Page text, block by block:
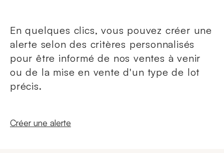
En quelques clics, vous pouvez créer une
alerte selon des critères personnalisés
pour être informé de nos ventes à venir
ou de la mise en vente d'un type de lot
précis.
Nouvelle fenêtre
Créer une alerte